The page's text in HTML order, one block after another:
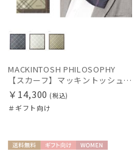
MACKINTOSH PHILOSOPHY
【スカーフ】マッキントッシュ フィロソフィー（MACKINTOSH PHILOSOPHY）シルクスカーフ チェック
￥14,300 (税込)
＃ギフト向け